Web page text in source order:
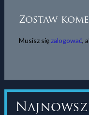
Zostaw
Musisz sięzalogować,